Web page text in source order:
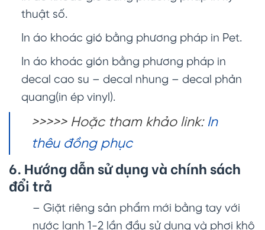
thuật số.
In áo khoác gió bằng phương pháp in Pet.
In áo khoác gión bằng phương pháp in
decal cao su – decal nhung – decal phản
quang(in ép vinyl).
>>>>> Hoặc tham khảo link: In
thêu đồng phục
6. Hướng dẫn sử dụng và chính sách
đổi trả
– Giặt riêng sản phẩm mới bằng tay với
nước lạnh 1-2 lần đầu sử dụng và phơi khô